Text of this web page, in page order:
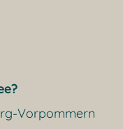
Vorpommern